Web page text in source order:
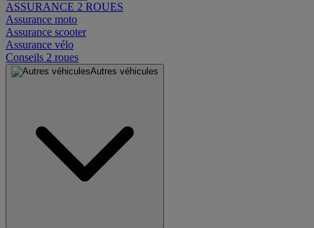
ASSURANCE 2 ROUES
Assurance moto
Assurance scooter
Assurance vélo
Conseils 2 roues
Autres véhicules